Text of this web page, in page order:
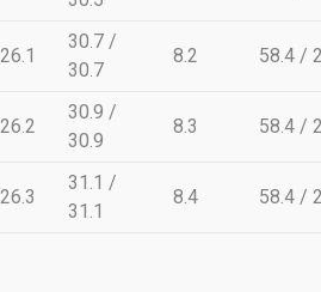
26.1
30.7 /
30.7
8.2 58.4 /
26.2
30.9 /
30.9
8.3 58.4 /
26.3
31.1 /
31.1
8.4 58.4 /